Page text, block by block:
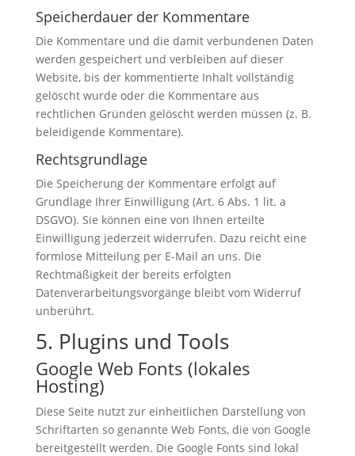
Speicherdauer der Kommentare
Die Kommentare und die damit verbundenen Daten
werden gespeichert und verbleiben auf dieser
Website, bis der kommentierte Inhalt vollständig
gelöscht wurde oder die Kommentare aus
rechtlichen Gründen gelöscht werden müssen (z. B.
beleidigende Kommentare).
Rechtsgrundlage
Die Speicherung der Kommentare erfolgt auf
Grundlage Ihrer Einwilligung (Art. 6 Abs. 1 lit. a
DSGVO). Sie können eine von Ihnen erteilte
Einwilligung jederzeit widerrufen. Dazu reicht eine
formlose Mitteilung per E-Mail an uns. Die
Rechtmäßigkeit der bereits erfolgten
Datenverarbeitungsvorgänge bleibt vom Widerruf
unberührt.
5. Plugins und Tools
Google Web Fonts (lokales
Hosting)
Diese Seite nutzt zur einheitlichen Darstellung von
Schriftarten so genannte Web Fonts, die von Google
bereitgestellt werden. Die Google Fonts sind lokal